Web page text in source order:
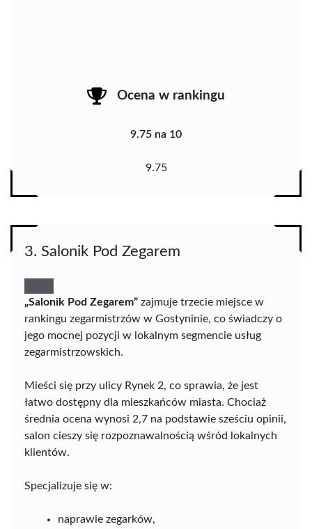
Ocena w rankingu
9.75 na 10
9.75
3. Salonik Pod Zegarem
„Salonik Pod Zegarem” zajmuje trzecie miejsce w
rankingu zegarmistrzów w Gostyninie, co świadczy o
jego mocnej pozycji w lokalnym segmencie usług
zegarmistrzowskich.
Mieści się przy ulicy Rynek 2, co sprawia, że jest
łatwo dostępny dla mieszkańców miasta. Chociaż
średnia ocena wynosi 2,7 na podstawie sześciu opinii,
salon cieszy się rozpoznawalnością wśród lokalnych
klientów.
Specjalizuje się w:
naprawie zegarków,